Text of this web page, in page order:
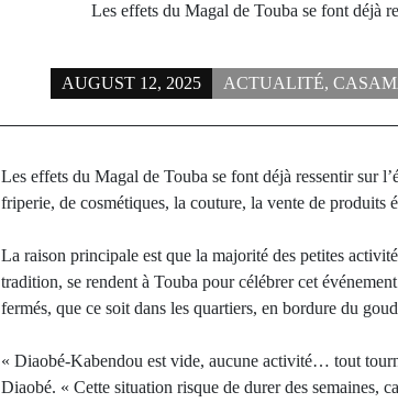
Les effets du Magal de Touba se font déjà
AUGUST 12, 2025 ACTUALITÉ,
Les effets du Magal de Touba se font déjà ressentir sur
friperie, de cosmétiques, la couture, la vente de produits
La raison principale est que la majorité des petites
tradition, se rendent à Touba pour célébrer cet
fermés, que ce soit dans les quartiers, en bordure du
« Diaobé-Kabendou est vide, aucune activité… tout
Diaobé. « Cette situation risque de durer des semaines,